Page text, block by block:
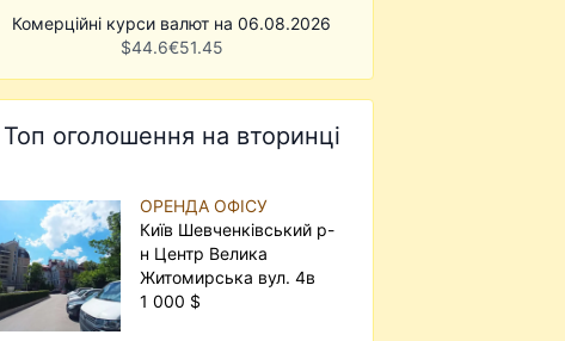
Комерційні курси валют на 06.08.2026
$44.6€51.45
Топ оголошення на вторинці
ОРЕНДА ОФІСУ
Київ Шевченківський р-
н Центр Велика
Житомирська вул. 4в
1 000 $